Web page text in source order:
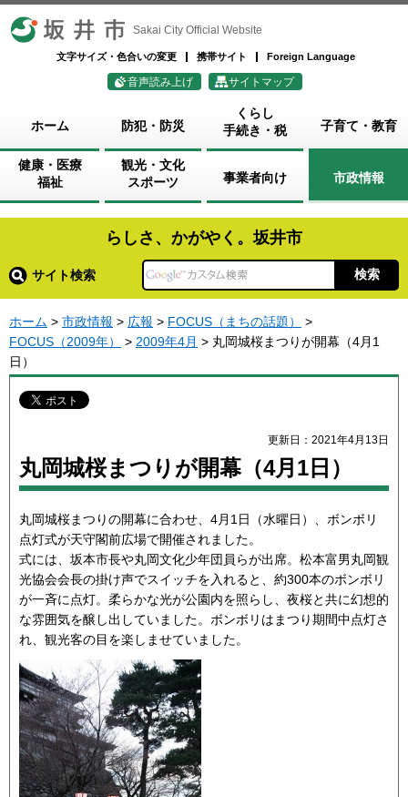
坂井市 Sakai City Official Website
文字サイズ・色合いの変更 携帯サイト Foreign Language
音声読み上げ サイトマップ
ホーム 防犯・防災
くらし
手続き・税
子育て・教育
健康・医療
福祉
観光・文化
スポーツ
事業者向け 市政情報
らしさ、かがやく。坂井市
サイト検索
ホーム > 市政情報 > 広報 > FOCUS（まちの話題）
>
FOCUS（2009年）
> 2009年4月 > 丸岡城桜まつりが開幕（4月1
日）
更新日：2021年4月13日
丸岡城桜まつりが開幕（4月1日）
丸岡城桜まつりの開幕に合わせ、4月1日（水曜日）、ボンボリ
点灯式が天守閣前広場で開催されました。
式には、坂本市長や丸岡文化少年団員らが出席。松本富男丸岡観
光協会会長の掛け声でスイッチを入れると、約300本のボンボリ
が一斉に点灯。柔らかな光が公園内を照らし、夜桜と共に幻想的
な雰囲気を醸し出していました。ボンボリはまつり期間中点灯さ
れ、観光客の目を楽しませていました。